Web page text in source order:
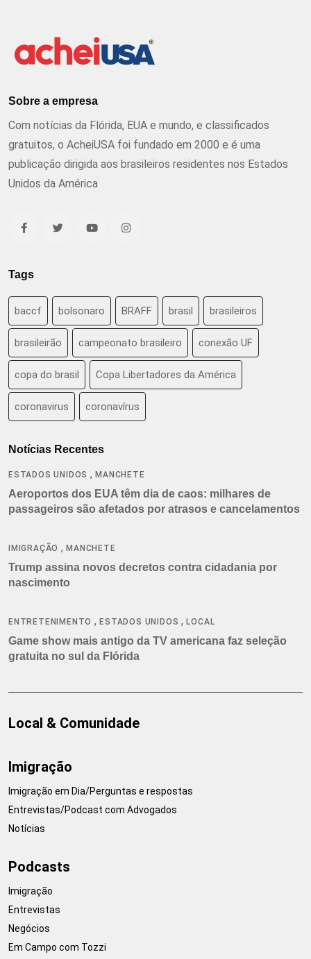
Sobre a empresa
Com notícias da Flórida, EUA e mundo, e classificados
gratuitos, o AcheiUSA foi fundado em 2000 e é uma
publicação dirigida aos brasileiros residentes nos Estados
Unidos da América
Tags
baccf bolsonaro BRAFF brasil brasileiros
brasileirão campeonato brasileiro conexão UF
copa do brasil Copa Libertadores da América
coronavirus coronavírus
Notícias Recentes
ESTADOS UNIDOS ,MANCHETE
Aeroportos dos EUA têm dia de caos: milhares de
passageiros são afetados por atrasos e cancelamentos
IMIGRAÇÃO ,MANCHETE
Trump assina novos decretos contra cidadania por
nascimento
ENTRETENIMENTO ,ESTADOS UNIDOS ,LOCAL
Game show mais antigo da TV americana faz seleção
gratuita no sul da Flórida
Local & Comunidade
Imigração
Imigração em Dia/Perguntas e respostas
Entrevistas/Podcast com Advogados
Notícias
Podcasts
Imigração
Entrevistas
Negócios
Em Campo com Tozzi